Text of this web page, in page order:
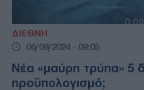
ΔΙΕΘΝΗ
06/08/2024 - 09:05
Νέα «μαύρη τρύπα» 5
προϋπολογισμό;